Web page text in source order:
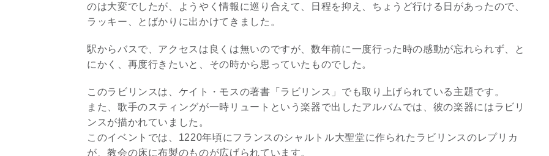
のは大変でしたが、ようやく情報に巡り合えて、日程を抑え、ちょうど行ける日があったので、
ラッキー、とばかりに出かけてきました。
駅からバスで、アクセスは良くは無いのですが、数年前に一度行った時の感動が忘れられず、と
にかく、再度行きたいと、その時から思っていたものでした。
このラビリンスは、ケイト・モスの著書「ラビリンス」でも取り上げられている主題です。
また、歌手のスティングが一時リュートという楽器で出したアルバムでは、彼の楽器にはラビリ
ンスが描かれていました。
このイベントでは、1220年頃にフランスのシャルトル大聖堂に作られたラビリンスのレプリカ
が、教会の床に布製のものが広げられています。
かす原動力～あ…